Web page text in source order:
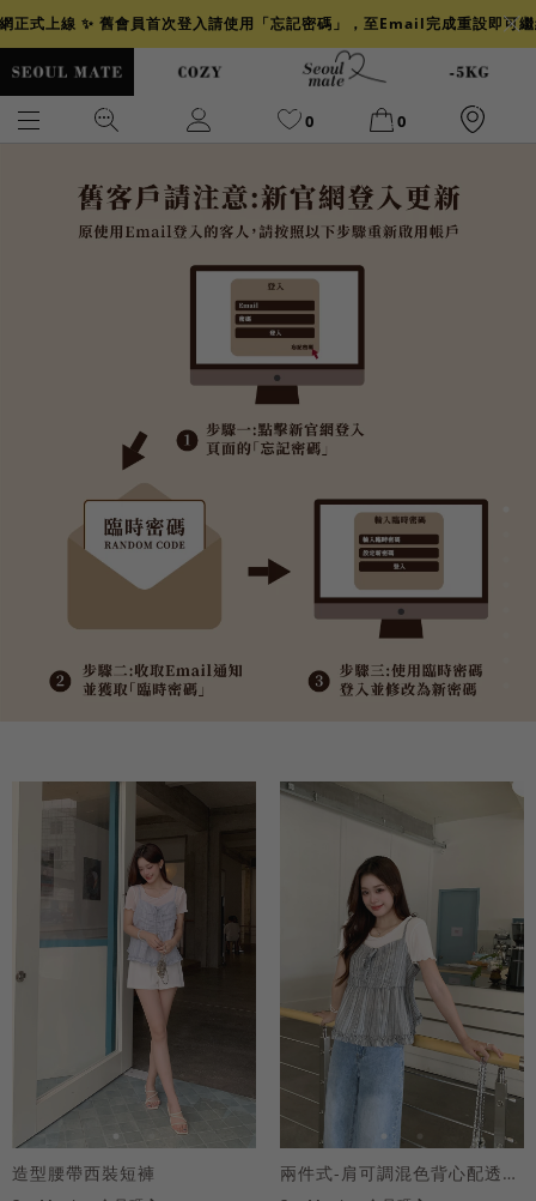
正式上線 ✨ 舊會員首次登入請使用「忘記密碼」，至Email完成重設即可
0 0
小香
牛仔裙
造型腰帶西裝短褲 兩件式-肩可調混色背心配透膚短袖上衣